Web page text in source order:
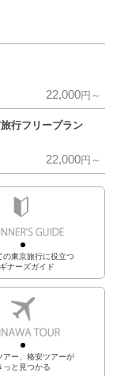
22,000円～
行フリープラン
22,000円～
の東京旅行に役立つ
ナーズガイド
アー、格安ツアーが
っと見つかる